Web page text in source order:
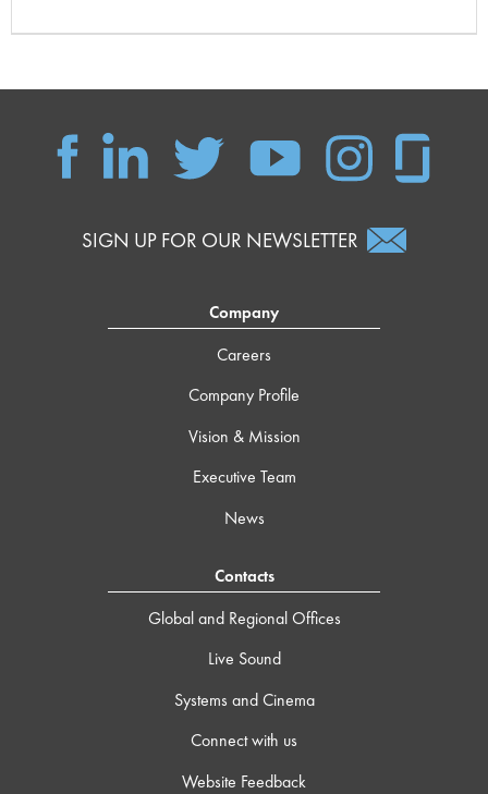
SIGN UP FOR OUR NEWSLETTER
Company
Careers
Company Profile
Vision & Mission
Executive Team
News
Contacts
Global and Regional Offices
Live Sound
Systems and Cinema
Connect with us
Website Feedback